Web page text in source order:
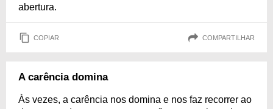
abertura.
COPIAR COMPARTILHAR
A carência domina
Às vezes, a carência nos domina e nos faz recorrer ao